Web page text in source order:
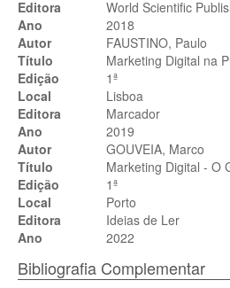
Editora
World Scientific
Ano
2018
Autor
FAUSTINO, Paulo
Título
Marketing Digital na
Edição
1ª
Local
Lisboa
Editora
Marcador
Ano
2019
Autor
GOUVEIA, Marco
Título
Marketing Digital - O
Edição
1ª
Local
Porto
Editora
Ideias de Ler
Ano
2022
Bibliografia Complementar